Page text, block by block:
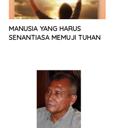
MANUSIA YANG HARUS
SENANTIASA MEMUJI TUHAN